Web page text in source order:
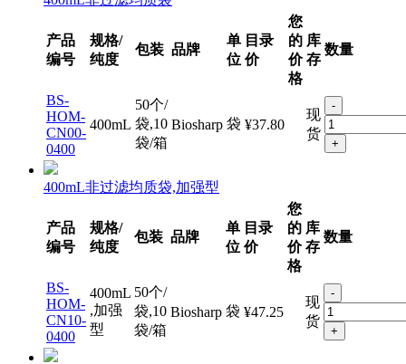
产品
编号
规格/
纯度
包装 品牌
单
位
目录
价
您
的
价
格
库
存
数量
HOM-
CN00-
0400
50个/
袋,10
袋/箱
袋
现
货
-
+
400mL非过滤均质袋,加强型
产品
编号
规格/
纯度
包装 品牌
单
位
目录
价
您
的
价
格
库
存
数量
HOM-
CN10-
0400
,加强
型
袋,10
袋/箱
货
-
+